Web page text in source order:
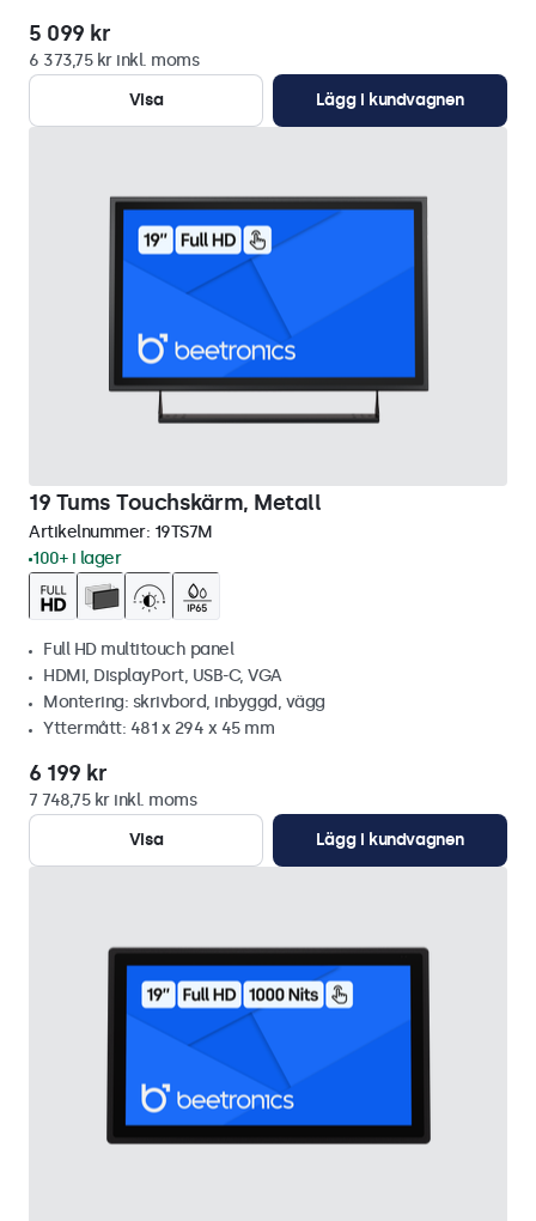
5 099 kr
6 373,75 kr inkl. moms
Visa
Lägg i kundvagnen
19 Tums Touchskärm, Metall
Artikelnummer: 19TS7M
100+ i lager
Full HD multitouch panel
HDMI, DisplayPort, USB-C, VGA
Montering: skrivbord, inbyggd, vägg
Yttermått: 481 x 294 x 45 mm
6 199 kr
7 748,75 kr inkl. moms
Visa
Lägg i kundvagnen